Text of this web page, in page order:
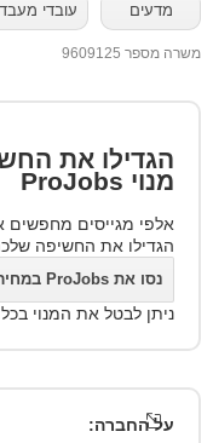
מדעים עובדי
משרה מספר 9609125
הגדילו את
מנוי ProJobs
אלפי מגייסים מחפשים
הגדילו את החשיפה
נסו את ProJobs במחיר משתלם
ניתן לבטל את המנוי
על החברה: